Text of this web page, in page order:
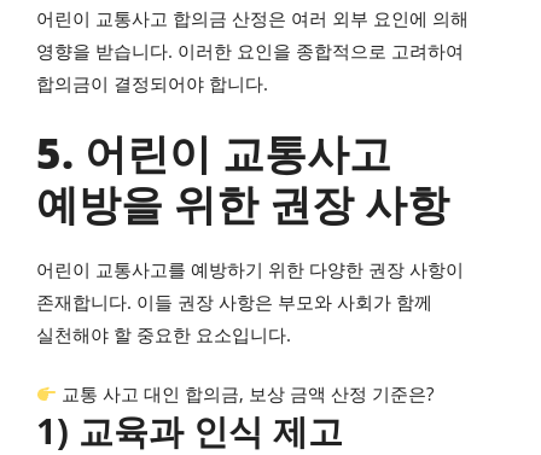
어린이 교통사고 합의금 산정은 여러 외부 요인에 의해
영향을 받습니다. 이러한 요인을 종합적으로 고려하여
합의금이 결정되어야 합니다.
5. 어린이 교통사고
예방을 위한 권장 사항
어린이 교통사고를 예방하기 위한 다양한 권장 사항이
존재합니다. 이들 권장 사항은 부모와 사회가 함께
실천해야 할 중요한 요소입니다.
교통 사고 대인 합의금, 보상 금액 산정 기준은?
1) 교육과 인식 제고